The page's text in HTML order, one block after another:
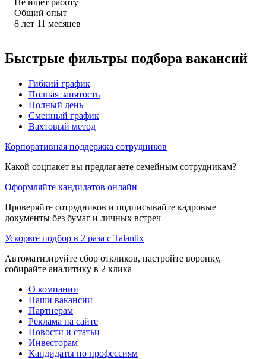
Общий опыт
8 лет 11 месяцев
Быстрые фильтры подбора вакансий
Гибкий график
Полная занятость
Полный день
Сменный график
Вахтовый метод
Корпоративная поддержка сотрудников
Какой соцпакет вы предлагаете семейным сотрудникам?
Оформляйте кандидатов онлайн
Проверяйте сотрудников и подписывайте кадровые
документы без бумаг и личных встреч
Ускорьте подбор в 2 раза с Talantix
Автоматизируйте сбор откликов, настройте воронку,
собирайте аналитику в 2 клика
О компании
Наши вакансии
Партнерам
Реклама на сайте
Новости и статьи
Инвесторам
Кандидаты по профессиям